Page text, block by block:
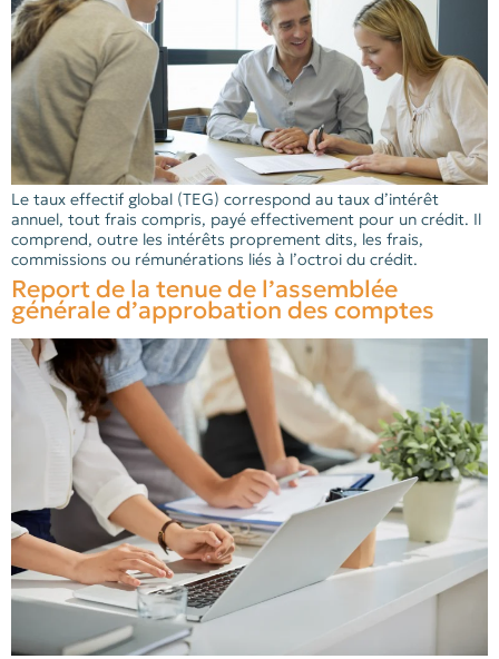
Le taux effectif global (TEG) correspond au taux d’intérêt
annuel, tout frais compris, payé effectivement pour un crédit. Il
comprend, outre les intérêts proprement dits, les frais,
commissions ou rémunérations liés à l’octroi du crédit.
Report de la tenue de l’assemblée
générale d’approbation des comptes